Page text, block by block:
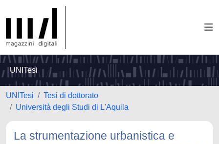
UNITesi
UNITesi
Tesi di dottorato
Università degli Studi di L'Aquila
La strumentazione urbanistica e